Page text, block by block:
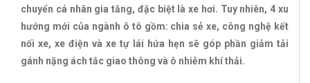
chuyển cá nhân gia tăng, đặc biệt là xe hơi. Tuy nhiên, 4 xu
hướng mới của ngành ô tô gồm: chia sẻ xe, công nghệ kết
nối xe, xe điện và xe tự lái hứa hẹn sẽ góp phần giảm tải
gánh nặng ách tắc giao thông và ô nhiễm khí thải.